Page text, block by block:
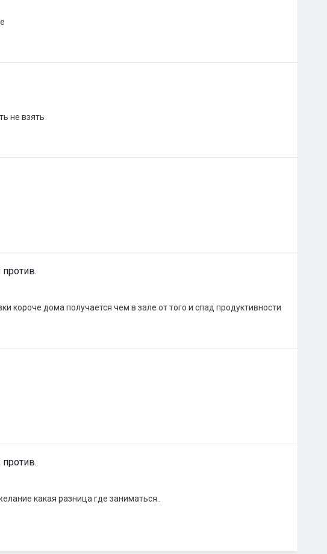
не взять
короче дома получается чем в зале от того и спад продуктивности
какая разница где заниматься..